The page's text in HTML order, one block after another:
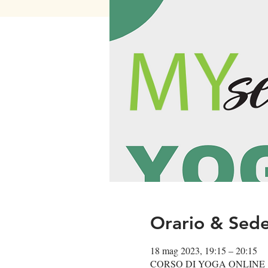
Orario &
18 mag 2023, 19:15 – 20:15
CORSO DI YOGA ONLINE